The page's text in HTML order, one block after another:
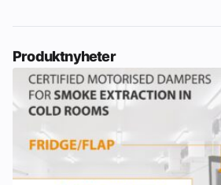
Produktnyheter